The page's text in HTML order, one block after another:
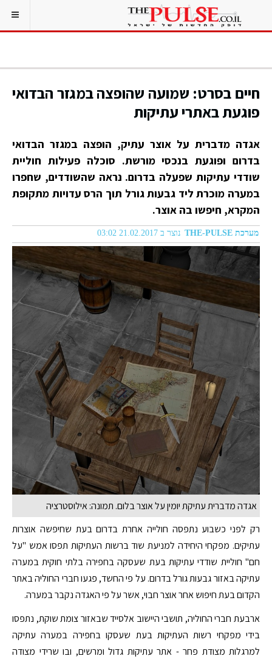
חיים בסרט: שמועה שהופצה במגזר הבדואי
פוגעת באתרי עתיקות
אגדה מדברית על אוצר עתיק, הופצה במגזר הבדואי
בדרום ופוגעת בנכסי מורשת. סוכלה פעילות חוליית
שודדי עתיקות שפעלה בדרום. נראה שהשודדים, שחפרו
במערה מוכרת ליד גבעות גורל תוך הרס עדויות מתקופת
המקרא, חיפשו בה אוצר.
מערכת THE-PULSE נוצר ב 21.02.2017 03:02
אגדה מדברית עתיקת יומין על אוצר בלום. תמונה: אילוסטרציה
רק לפני כשבוע נתפסה חולייה אחרת בדרום בעת שחיפשה אוצרות
עתיקים. מפקחי היחידה למניעת שוד ברשות העתיקות תפסו אמש "על
חם" חוליית שודדי עתיקות בעת שעסקה בחפירה בלתי חוקית במערה
עתיקה באזור גבעות גורל בדרום. על פי החשד, פגעו חברי החוליה באתר
הקדום בעת חיפוש אחר אוצר חבוי, אשר על פי האגדה נקבר במערה.
ארבעת חברי החוליה, תושבי היישוב אלסייד שבאזור צומת שוקת, נתפסו
בידי מפקחי רשות העתיקות בעת שעסקו בחפירה במערה עתיקה
למרגלות מצודת פחר - אתר עתיקות גדול ומרשים, ובו שרידי מצודה